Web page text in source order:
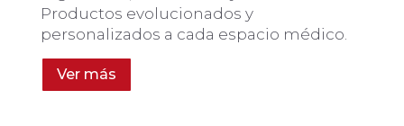
Productos evolucionados y
personalizados a cada espacio médico.
Ver más